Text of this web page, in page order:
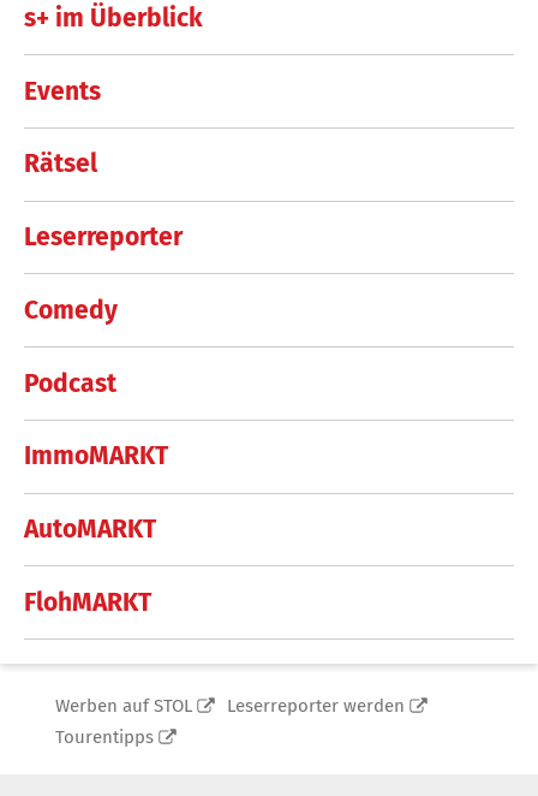
s+ im Überblick
Events
Rätsel
Leserreporter
Comedy
Podcast
ImmoMARKT
AutoMARKT
FlohMARKT
Werben auf STOL
Leserreporter werden
Tourentipps